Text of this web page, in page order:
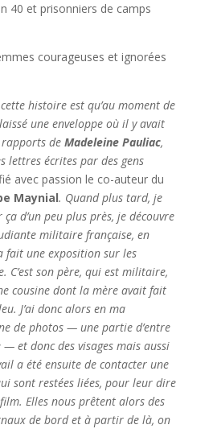
40 et prisonniers de camps
courageuses et ignorées
histoire est qu’au moment de
une enveloppe où il y avait
de Madeleine Pauliac,
lettres écrites par des gens
avec passion le co-auteur du
Maynial. Quand plus tard, je
d’un peu plus près, je découvre
militaire française, en
fait une exposition sur les
C’est son père, qui est militaire,
cousine dont la mère avait fait
J’ai donc alors en ma
de photos — une partie d’entre
et donc des visages mais aussi
a été ensuite de contacter une
sont restées liées, pour leur dire
Elles nous prêtent alors des
de bord et à partir de là, on